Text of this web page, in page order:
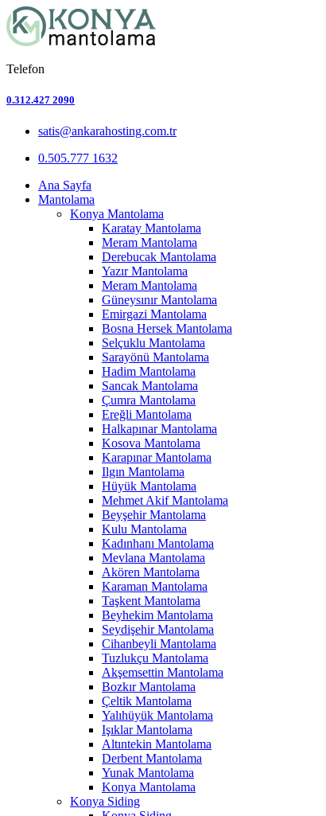
Telefon
0.312.427 2090
satis@ankarahosting.com.tr
0.505.777 1632
Ana Sayfa
Mantolama
Konya Mantolama
Karatay Mantolama
Meram Mantolama
Derebucak Mantolama
Yazır Mantolama
Meram Mantolama
Güneysınır Mantolama
Emirgazi Mantolama
Bosna Hersek Mantolama
Selçuklu Mantolama
Sarayönü Mantolama
Hadim Mantolama
Sancak Mantolama
Çumra Mantolama
Ereğli Mantolama
Halkapınar Mantolama
Kosova Mantolama
Karapınar Mantolama
Ilgın Mantolama
Hüyük Mantolama
Mehmet Akif Mantolama
Beyşehir Mantolama
Kulu Mantolama
Kadınhanı Mantolama
Mevlana Mantolama
Akören Mantolama
Karaman Mantolama
Taşkent Mantolama
Beyhekim Mantolama
Seydişehir Mantolama
Cihanbeyli Mantolama
Tuzlukçu Mantolama
Akşemsettin Mantolama
Bozkır Mantolama
Çeltik Mantolama
Yalıhüyük Mantolama
Işıklar Mantolama
Altıntekin Mantolama
Derbent Mantolama
Yunak Mantolama
Konya Mantolama
Konya Siding